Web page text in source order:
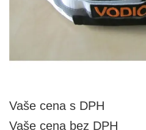
Vaše cena s DPH
Vaše cena bez DPH